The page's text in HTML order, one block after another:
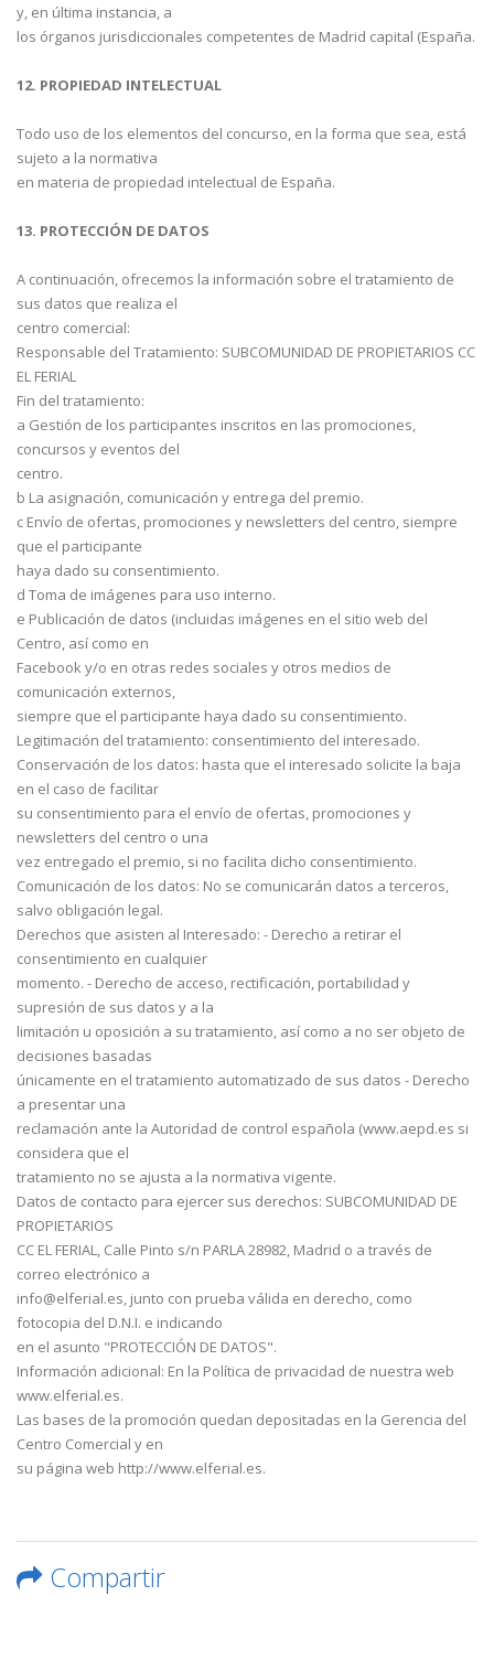
y, en última instancia, a
los órganos jurisdiccionales competentes de Madrid capital (España.
12. PROPIEDAD INTELECTUAL
Todo uso de los elementos del concurso, en la forma que sea, está
sujeto a la normativa
en materia de propiedad intelectual de España.
13. PROTECCIÓN DE DATOS
A continuación, ofrecemos la información sobre el tratamiento de
sus datos que realiza el
centro comercial:
Responsable del Tratamiento: SUBCOMUNIDAD DE PROPIETARIOS CC
EL FERIAL
Fin del tratamiento:
a Gestión de los participantes inscritos en las promociones,
concursos y eventos del
centro.
b La asignación, comunicación y entrega del premio.
c Envío de ofertas, promociones y newsletters del centro, siempre
que el participante
haya dado su consentimiento.
d Toma de imágenes para uso interno.
e Publicación de datos (incluidas imágenes en el sitio web del
Centro, así como en
Facebook y/o en otras redes sociales y otros medios de
comunicación externos,
siempre que el participante haya dado su consentimiento.
Legitimación del tratamiento: consentimiento del interesado.
Conservación de los datos: hasta que el interesado solicite la baja
en el caso de facilitar
su consentimiento para el envío de ofertas, promociones y
newsletters del centro o una
vez entregado el premio, si no facilita dicho consentimiento.
Comunicación de los datos: No se comunicarán datos a terceros,
salvo obligación legal.
Derechos que asisten al Interesado: - Derecho a retirar el
consentimiento en cualquier
momento. - Derecho de acceso, rectificación, portabilidad y
supresión de sus datos y a la
limitación u oposición a su tratamiento, así como a no ser objeto de
decisiones basadas
únicamente en el tratamiento automatizado de sus datos - Derecho
a presentar una
reclamación ante la Autoridad de control española (www.aepd.es si
considera que el
tratamiento no se ajusta a la normativa vigente.
Datos de contacto para ejercer sus derechos: SUBCOMUNIDAD DE
PROPIETARIOS
CC EL FERIAL, Calle Pinto s/n PARLA 28982, Madrid o a través de
correo electrónico a
info@elferial.es, junto con prueba válida en derecho, como
fotocopia del D.N.I. e indicando
en el asunto "PROTECCIÓN DE DATOS".
Información adicional: En la Política de privacidad de nuestra web
www.elferial.es.
Las bases de la promoción quedan depositadas en la Gerencia del
Centro Comercial y en
su página web http://www.elferial.es.
Compartir